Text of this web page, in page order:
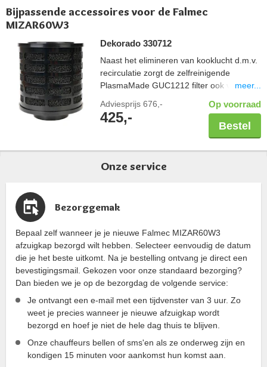
Bijpassende accessoires voor de Falmec
MIZAR60W3
Dekorado 330712
Naast het elimineren van kooklucht d.m.v.
recirculatie zorgt de zelfreinigende
PlasmaMade GUC1212 filter ook voor een
pollen en bacteriën. Controleer altijd de
maatvoering van uw schacht in combinatie
met een PlasmaMade filter. Let hierbij op
de breedte en diepte, maar ook een
benodigde hoogte van 20cm. Capaciteit
600 m3/u.
meer...
Adviesprijs 676,-
425,-
Op voorraad
Bestel
Onze service
Bezorggemak
Bepaal zelf wanneer je je nieuwe Falmec MIZAR60W3
afzuigkap bezorgd wilt hebben. Selecteer eenvoudig de datum
die je het beste uitkomt. Na je bestelling ontvang je direct een
bevestigingsmail. Gekozen voor onze standaard bezorging?
Dan bieden we je op de bezorgdag de volgende service:
Je ontvangt een e-mail met een tijdvenster van 3 uur. Zo
weet je precies wanneer je nieuwe afzuigkap wordt
bezorgd en hoef je niet de hele dag thuis te blijven.
Onze chauffeurs bellen of sms'en als ze onderweg zijn en
kondigen 15 minuten voor aankomst hun komst aan.